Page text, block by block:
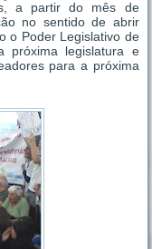
a partir do mês de
no sentido de abrir
o Poder Legislativo de
próxima legislatura e
para a próxima